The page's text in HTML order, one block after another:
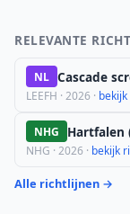
RELEVANTE
NL Cascade
LEEFH · 2026 ·
NHG Hartfalen
NHG · 2026 · bekijk
Alle richtlijnen →